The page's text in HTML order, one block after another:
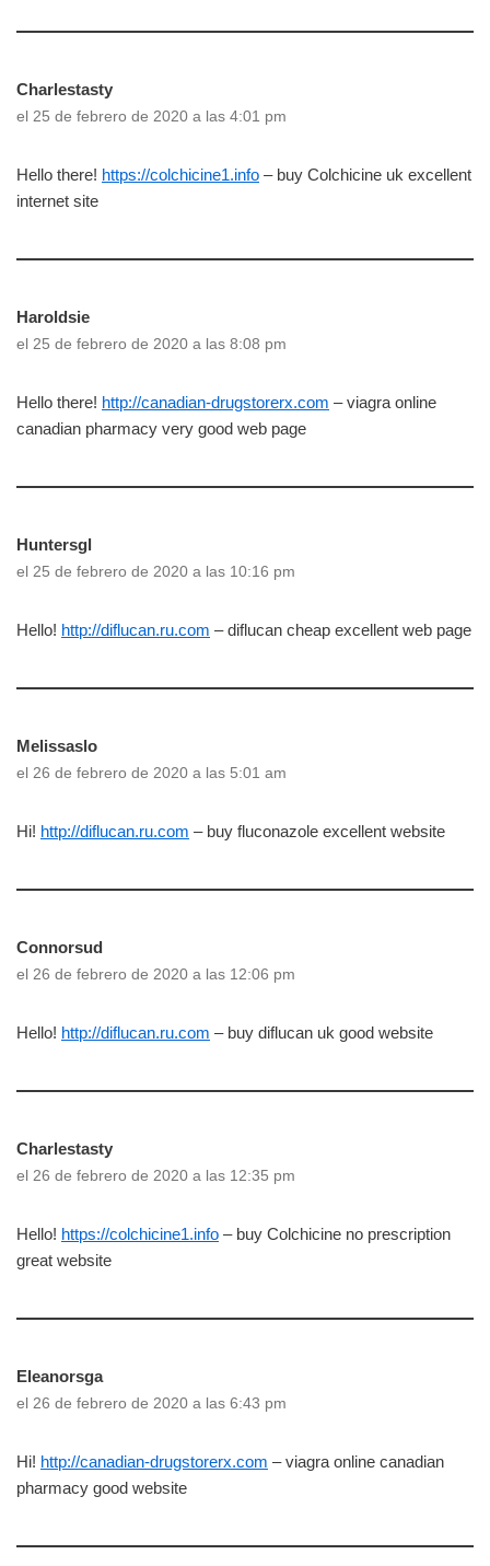
Charlestasty
el 25 de febrero de 2020 a las 4:01 pm
Hello there! https://colchicine1.info – buy Colchicine uk excellent
internet site
Haroldsie
el 25 de febrero de 2020 a las 8:08 pm
Hello there! http://canadian-drugstorerx.com – viagra online
canadian pharmacy very good web page
Huntersgl
el 25 de febrero de 2020 a las 10:16 pm
Hello! http://diflucan.ru.com – diflucan cheap excellent web page
Melissaslo
el 26 de febrero de 2020 a las 5:01 am
Hi! http://diflucan.ru.com – buy fluconazole excellent website
Connorsud
el 26 de febrero de 2020 a las 12:06 pm
Hello! http://diflucan.ru.com – buy diflucan uk good website
Charlestasty
el 26 de febrero de 2020 a las 12:35 pm
Hello! https://colchicine1.info – buy Colchicine no prescription
great website
Eleanorsga
el 26 de febrero de 2020 a las 6:43 pm
Hi! http://canadian-drugstorerx.com – viagra online canadian
pharmacy good website